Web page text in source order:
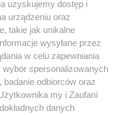
uzyskujemy dostęp i
urządzeniu oraz
takie jak unikalne
wysyłane przez
w celu zapewniania
spersonalizowanych
odbiorców oraz
my i Zaufani
danych